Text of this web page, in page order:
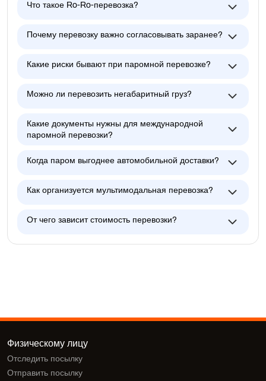
Что такое Ro-Ro-перевозка?
Почему перевозку важно согласовывать заранее?
Какие риски бывают при паромной перевозке?
Можно ли перевозить негабаритный груз?
Какие документы нужны для международной
паромной перевозки?
Когда паром выгоднее автомобильной доставки?
Как организуется мультимодальная перевозка?
От чего зависит стоимость перевозки?
Физическому лицу
Отследить посылку
Отправить посылку